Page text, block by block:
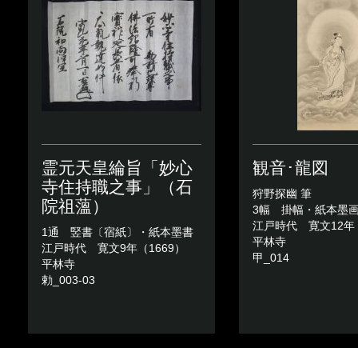
霊元天皇綸旨「妙心
寺住持職之事」（石
院祖薀）
1通 竪書〔宿紙〕・紙本墨書
江戸時代 寛文9年（1669）
平林寺
勅_003-03
観音･龍図
狩野探幽 筆
3幅 掛幅・紙本墨
江戸時代 寛文12年
平林寺
甲_014